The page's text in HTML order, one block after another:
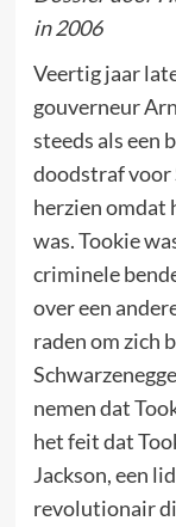
in 2006
Veertig jaar
gouverneur
steeds als een
doodstraf voor
herzien omdat
was. Tookie
criminele
over een
raden om zich
nemen dat
het feit dat
Jackson, een
revolutionair